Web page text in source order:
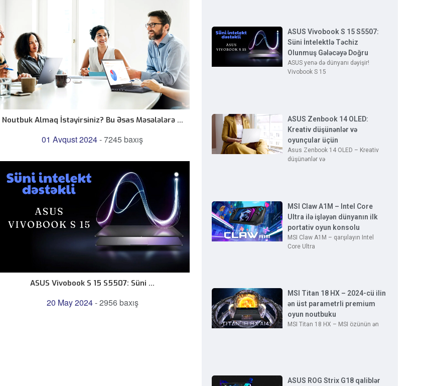
Noutbuk Almaq İstəyirsiniz? Bu Əsas Məsələlərə ...
01 Avqust 2024-7245 baxış
ASUS Vivobook S 15 S5507: Süni ...
20 May 2024-2956 baxış
ASUS Vivobook S 15 S5507:
Süni İntelektlə Təchiz
Olunmuş Gələcəyə Doğru
ASUS yenə də dünyanı dəyişir!
Vivobook S 15
ASUS Zenbook 14 OLED:
Kreativ düşünənlər və
oyunçular üçün
Asus Zenbook 14 OLED – Kreativ
düşünənlər və
MSI Claw A1M – Intel Core
Ultra ilə işləyən dünyanın ilk
portativ oyun konsolu
MSI Claw A1M – qarşılayın Intel
Core Ultra
MSI Titan 18 HX – 2024-cü ilin
ən üst parametrli premium
oyun noutbuku
MSI Titan 18 HX – MSI özünün ən
ASUS ROG Strix G18 qaliblər